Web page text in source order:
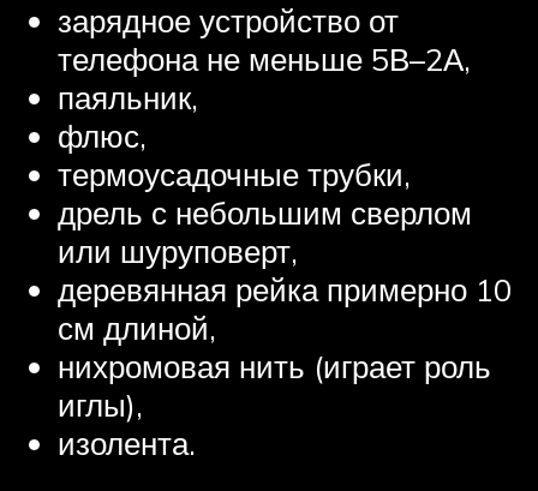
зарядное устройство от
телефона не меньше 5В–2А,
паяльник,
флюс,
термоусадочные трубки,
дрель с небольшим сверлом
или шуруповерт,
деревянная рейка примерно 10
см длиной,
нихромовая нить (играет роль
иглы),
изолента.